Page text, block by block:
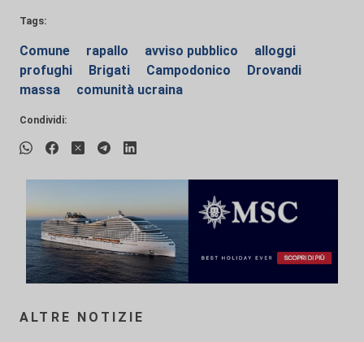
Tags:
Comune rapallo avviso pubblico
alloggi
profughi
Brigati Campodonico
Drovandi
massa
comunità ucraina
Condividi:
ALTRE NOTIZIE